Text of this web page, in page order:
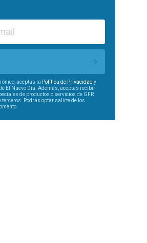
aceptas la Política de Privacidad y
El Nuevo Día. Además, aceptas recibir
de productos o servicios de GFR
Podrás optar salirte de los